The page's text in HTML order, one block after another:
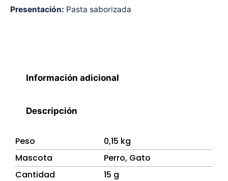
Presentación: Pasta saborizada
Información adicional
Descripción
Peso
0,15 kg
Mascota
Perro, Gato
Cantidad
15 g